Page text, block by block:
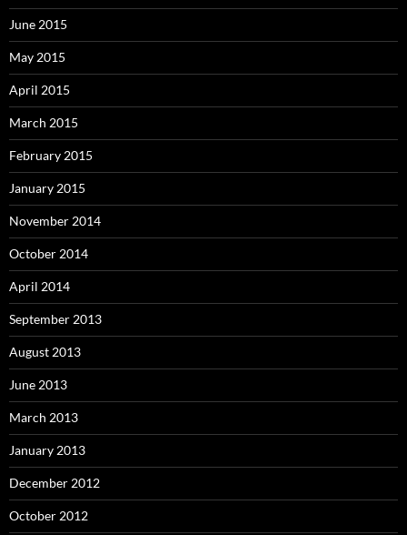
June 2015
May 2015
April 2015
March 2015
February 2015
January 2015
November 2014
October 2014
April 2014
September 2013
August 2013
June 2013
March 2013
January 2013
December 2012
October 2012